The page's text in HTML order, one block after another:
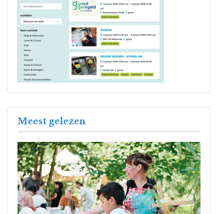
Meest gelezen